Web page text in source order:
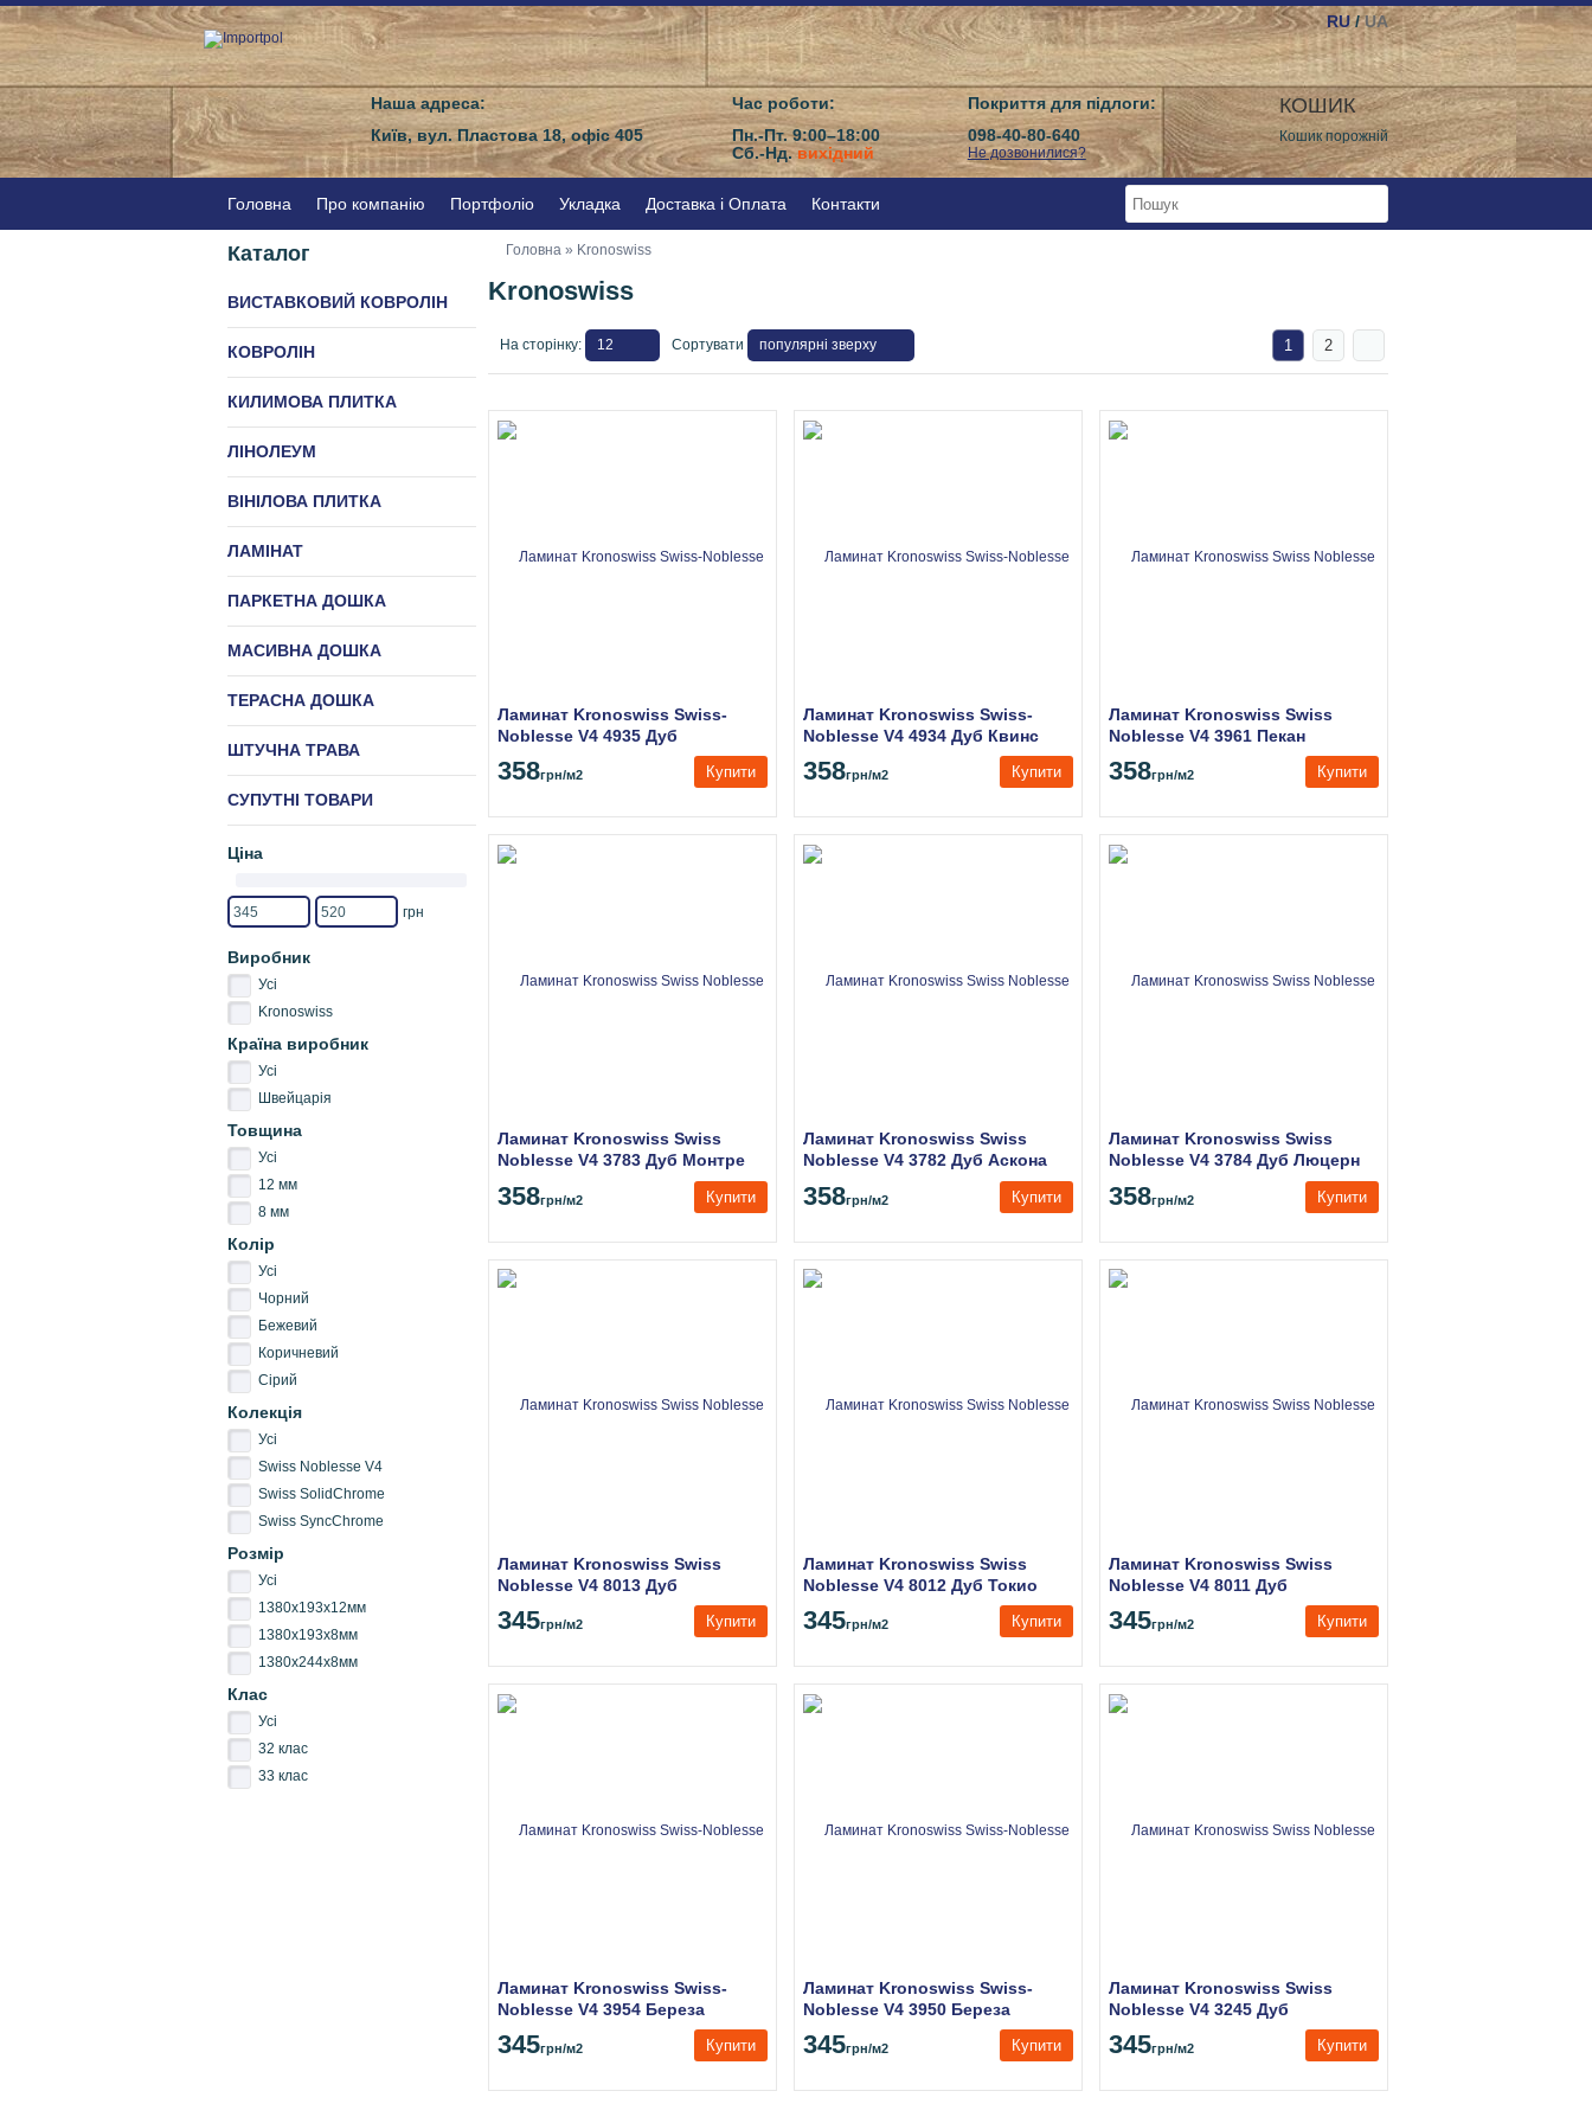
RU/UA
Наша адреса:
Київ, вул. Пластова 18, офіс 405
Час роботи:
Пн.-Пт. 9:00–18:00
Сб.-Нд.вихідний
Покриття для підлоги:
098-40-80-640
Не дозвонилися?
КОШИК
Кошик порожній
Головна Про компанію Портфоліо Укладка Доставка і Оплата Контакти
Каталог
ВИСТАВКОВИЙ КОВРОЛІН
КОВРОЛІН
КИЛИМОВА ПЛИТКА
ЛІНОЛЕУМ
ВІНІЛОВА ПЛИТКА
ЛАМІНАТ
ПАРКЕТНА ДОШКА
МАСИВНА ДОШКА
ТЕРАСНА ДОШКА
ШТУЧНА ТРАВА
СУПУТНІ ТОВАРИ
Ціна
грн
Виробник
Усі
Kronoswiss
Країна виробник
Усі
Швейцарія
Товщина
Усі
12 мм
8 мм
Колір
Усі
Чорний
Бежевий
Коричневий
Сірий
Колекція
Усі
Swiss Noblesse V4
Swiss SolidChrome
Swiss SyncChrome
Розмір
Усі
1380х193х12мм
1380х193х8мм
1380х244х8мм
Клас
Усі
32 клас
33 клас
Головна » Kronoswiss
Kronoswiss
На сторінку: Сортувати 1 2
Ламинат Kronoswiss Swiss-
Noblesse V4 4935 Дуб
358грн/м2 Купити
Ламинат Kronoswiss Swiss-
Noblesse V4 4934 Дуб Квинс
358грн/м2 Купити
Ламинат Kronoswiss Swiss
Noblesse V4 3961 Пекан
358грн/м2 Купити
Ламинат Kronoswiss Swiss
Noblesse V4 3783 Дуб Монтре
358грн/м2 Купити
Ламинат Kronoswiss Swiss
Noblesse V4 3782 Дуб Аскона
358грн/м2 Купити
Ламинат Kronoswiss Swiss
Noblesse V4 3784 Дуб Люцерн
358грн/м2 Купити
Ламинат Kronoswiss Swiss
Noblesse V4 8013 Дуб
345грн/м2 Купити
Ламинат Kronoswiss Swiss
Noblesse V4 8012 Дуб Токио
345грн/м2 Купити
Ламинат Kronoswiss Swiss
Noblesse V4 8011 Дуб
345грн/м2 Купити
Ламинат Kronoswiss Swiss-
Noblesse V4 3954 Береза
345грн/м2 Купити
Ламинат Kronoswiss Swiss-
Noblesse V4 3950 Береза
345грн/м2 Купити
Ламинат Kronoswiss Swiss
Noblesse V4 3245 Дуб
345грн/м2 Купити